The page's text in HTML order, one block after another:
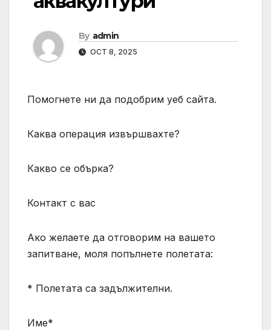
By admin
OCT 8, 2025
Помогнете ни да подобрим уеб сайта.
Каква операция извършвахте?
Какво се обърка?
Контакт с вас
Ако желаете да отговорим на вашето
запитване, моля попълнете полетата:
* Полетата са задължителни.
Име*